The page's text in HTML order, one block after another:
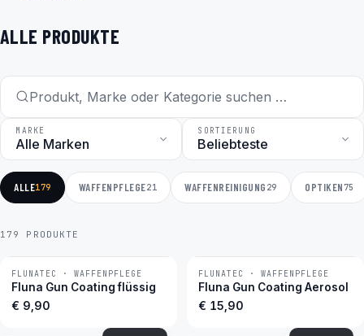
ALLE PRODUKTE
MARKE SORTIERUNG
ALLE179 WAFFENPFLEGE21 WAFFENREINIGUNG 29 OPTIKEN75
179 PRODUKTE
BESTSELLER
FLUNATEC · WAFFENPFLEGE
Fluna Gun Coating flüssig
€ 9,90
BESTSELLER
FLUNATEC · WAFFENPFLEGE
Fluna Gun Coating Aerosol
€ 15,90